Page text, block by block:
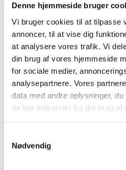
Denne hjemmeside bruger
Vi bruger cookies til at tilpasse
annoncer, til at vise dig
at analysere vores trafik. Vi
din brug af vores hjemmeside
for sociale medier,
analysepartnere. Vores
data med andre oplysninger,
de har indsamlet fra din brug af
Nødvendig
Referat Rold
07-10 2025.pdf